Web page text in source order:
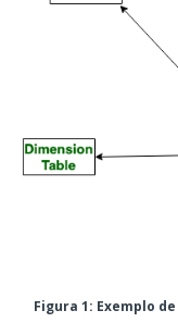
Figura 1: Exemplo